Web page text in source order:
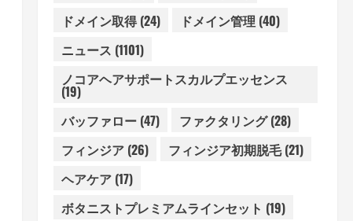
ドメイン取得(24) ドメイン管理 (40)
ニュース (1101)
ノコアヘアサポートスカルプエッセンス
(19)
バッファロー(47) ファクタリング(28)
フィンジア(26) フィンジア初期脱毛(21)
ヘアケア(17)
ボタニストプレミアムラインセット (19)